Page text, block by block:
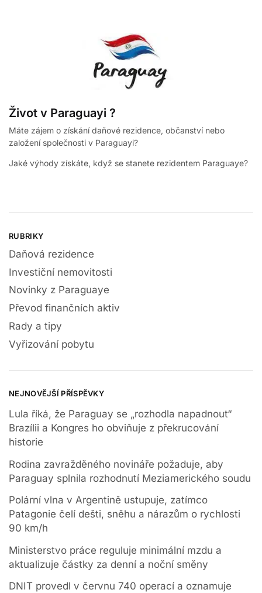
Život v Paraguayi ?
Máte zájem o získání daňové rezidence, občanství nebo
založení společnosti v Paraguayi?
Jaké výhody získáte, když se stanete rezidentem Paraguaye?
RUBRIKY
Daňová rezidence
Investiční nemovitosti
Novinky z Paraguaye
Převod finančních aktiv
Rady a tipy
Vyřizování pobytu
NEJNOVĚJŠÍ PŘÍSPĚVKY
Lula říká, že Paraguay se „rozhodla napadnout“
Brazílii a Kongres ho obviňuje z překrucování
historie
Rodina zavražděného novináře požaduje, aby
Paraguay splnila rozhodnutí Meziamerického soudu
Polární vlna v Argentině ustupuje, zatímco
Patagonie čelí dešti, sněhu a nárazům o rychlosti
90 km/h
Ministerstvo práce reguluje minimální mzdu a
aktualizuje částky za denní a noční směny
DNIT provedl v červnu 740 operací a oznamuje